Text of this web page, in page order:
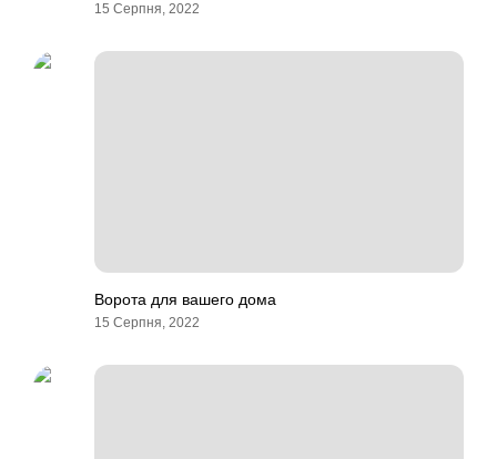
15 Серпня, 2022
Ворота для вашего дома
15 Серпня, 2022